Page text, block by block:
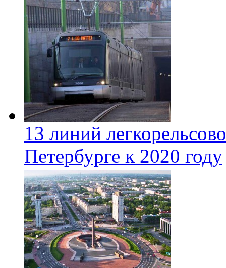
13 линий
Петербурге к 2020 году